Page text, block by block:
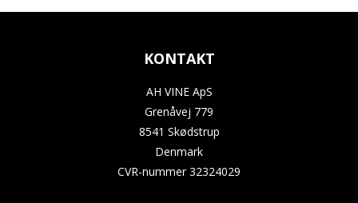
KONTAKT
AH VINE ApS
Grenåvej 779
8541 Skødstrup
Denmark
CVR-nummer32324029